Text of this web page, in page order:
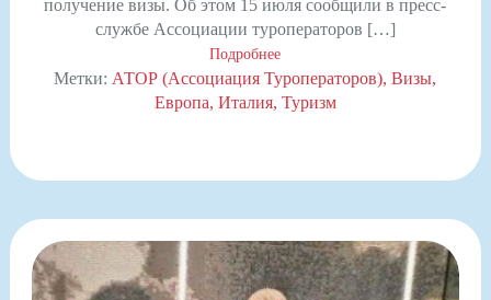
получение визы. Об этом 15 июля сообщили в пресс-
службе Ассоциации туроператоров […]
Подробнее
Метки: АТОР (Ассоциация Туроператоров) Визы
Европа Италия Туризм